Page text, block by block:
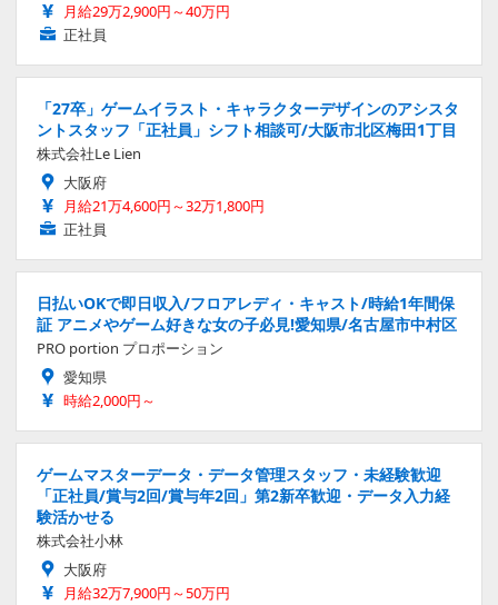
月給29万2,900円～40万円
正社員
「27卒」ゲームイラスト・キャラクターデザインのアシスタ
ントスタッフ「正社員」シフト相談可/大阪市北区梅田1丁目
株式会社Le Lien
大阪府
月給21万4,600円～32万1,800円
正社員
日払いOKで即日収入/フロアレディ・キャスト/時給1年間保
証 アニメやゲーム好きな女の子必見!愛知県/名古屋市中村区
PRO portion プロポーション
愛知県
時給2,000円～
ゲームマスターデータ・データ管理スタッフ・未経験歓迎
「正社員/賞与2回/賞与年2回」第2新卒歓迎・データ入力経
験活かせる
株式会社小林
大阪府
月給32万7,900円～50万円